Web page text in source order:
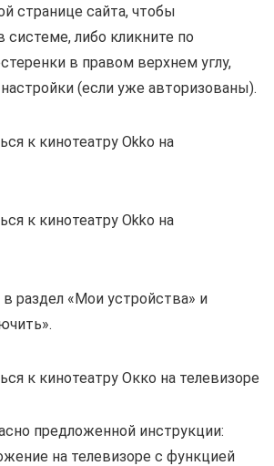
странице сайта, чтобы
системе, либо кликните по
в правом верхнем углу,
(если уже авторизованы).
раздел «Мои устройства» и
предложенной инструкции:
на телевизоре с функцией